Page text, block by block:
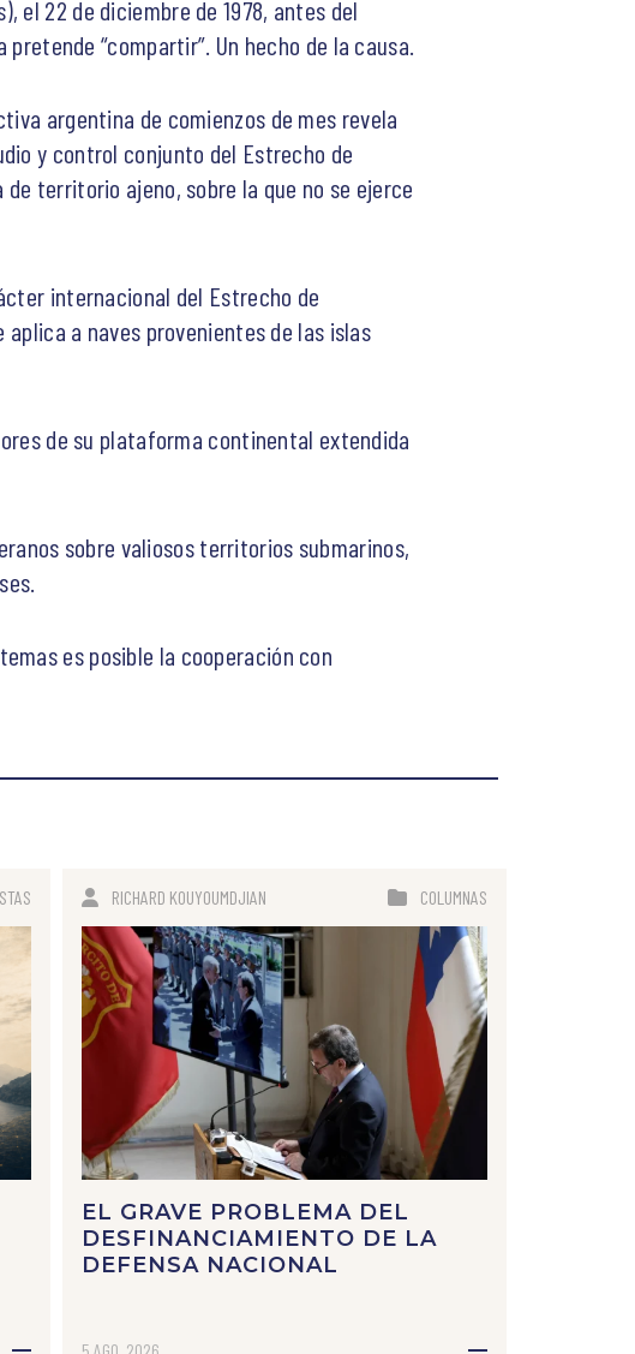
el 22 de diciembre de 1978, antes del
“compartir”. Un hecho de la causa.
argentina de comienzos de mes revela
y control conjunto del Estrecho de
de territorio ajeno, sobre la que no se ejerce
internacional del Estrecho de
a naves provenientes de las islas
de su plataforma continental extendida
sobre valiosos territorios submarinos,
es posible la cooperación con
RICHARD KOUYOUMDJIAN COLUMNAS
EL GRAVE PROBLEMA DEL
DESFINANCIAMIENTO DE LA
DEFENSA NACIONAL